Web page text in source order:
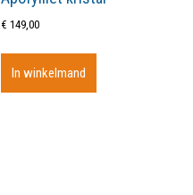
€ 149,00
In winkelmand